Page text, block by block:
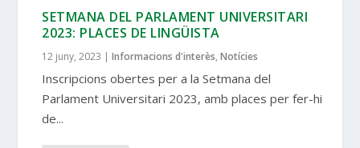
SETMANA DEL PARLAMENT UNIVERSITARI
2023: PLACES DE LINGÜISTA
12 juny, 2023 |Informacions d'interès,Notícies
Inscripcions obertes per a la Setmana del
Parlament Universitari 2023, amb places per fer-hi
de...